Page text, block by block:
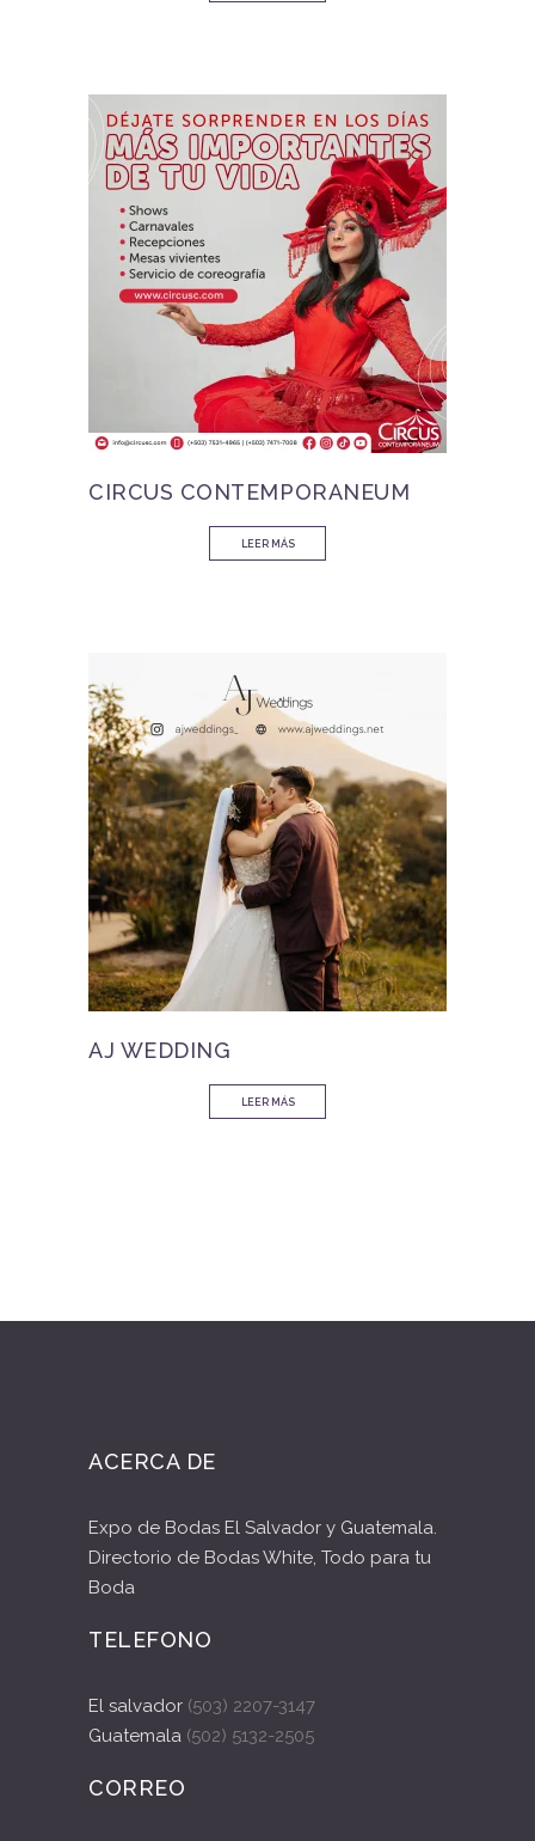
CIRCUS CONTEMPORANEUM
LEER MÁS
AJ WEDDING
LEER MÁS
ACERCA DE
Expo de Bodas El Salvador y Guatemala.
Directorio de Bodas White, Todo para tu
Boda
TELEFONO
El salvador (503) 2207-3147
Guatemala (502) 5132-2505
CORREO